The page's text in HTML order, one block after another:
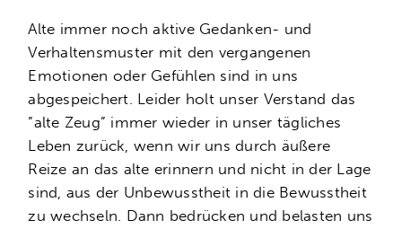
Alte immer noch aktive Gedanken- und
Verhaltensmuster mit den vergangenen
Emotionen oder Gefühlen sind in uns
abgespeichert. Leider holt unser Verstand das
”alte Zeug” immer wieder in unser tägliches
Leben zurück, wenn wir uns durch äußere
Reize an das alte erinnern und nicht in der Lage
sind, aus der Unbewusstheit in die Bewusstheit
zu wechseln. Dann bedrücken und belasten uns